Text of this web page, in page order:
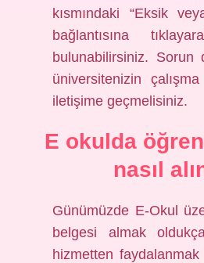
kısmındaki “Eksik
bağlantısına
bulunabilirsiniz. Sorun
üniversitenizin
iletişime geçmelisiniz.
E okulda
nasıl
Günümüzde E-Okul
belgesi almak
hizmetten